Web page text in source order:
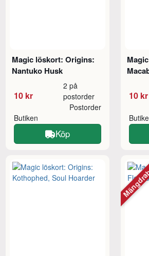
Magic löskort: Origins:
Nantuko Husk
10 kr
2 på
postorder
Butiken
Postorder
Köp
10 kr